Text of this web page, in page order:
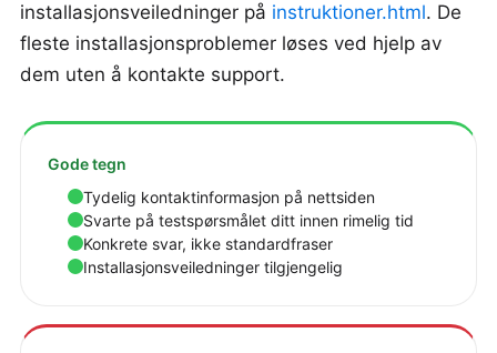
installasjonsveiledninger på instruktioner.html. De
fleste installasjonsproblemer løses ved hjelp av
dem uten å kontakte support.
Gode tegn
Tydelig kontaktinformasjon på nettsiden
Svarte på testspørsmålet ditt innen rimelig tid
Konkrete svar, ikke standardfraser
Installasjonsveiledninger tilgjengelig